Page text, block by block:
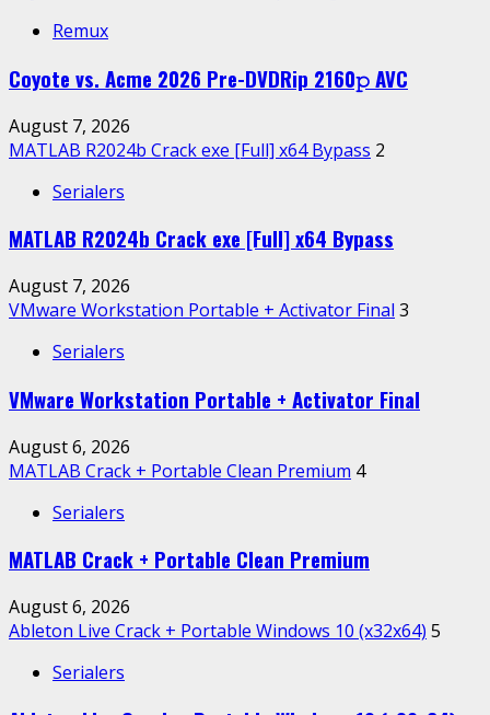
Remux
Coyote vs. Acme 2026 Pre-DVDRip 2160𝚙 AVC
August 7, 2026
MATLAB R2024b Crack exe [Full] x64 Bypass 2
Serialers
MATLAB R2024b Crack exe [Full] x64 Bypass
August 7, 2026
VMware Workstation Portable + Activator Final 3
Serialers
VMware Workstation Portable + Activator Final
August 6, 2026
MATLAB Crack + Portable Clean Premium 4
Serialers
MATLAB Crack + Portable Clean Premium
August 6, 2026
Ableton Live Crack + Portable Windows 10 (x32x64) 5
Serialers